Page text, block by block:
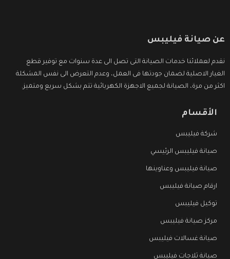
عن صيانة فيليبس
نقدم لعملائنا خدمات الصيانة التى تصل الى عدة سنوات مع توفير قطع
الغيار الاصلية لضمان جودتها فى العمل، وعدم التعرض الى نفس المشكلة
اكثر من مرة، الصيانة لجميع الاجهزة الكهربائية تتم بشكل سريع ومتميز.
الأقسام
شركة فيليبس
صيانة فيليبس الرئيسي
صيانة فيليبس وعناوينها
ارقام صيانة فيليبس
توكيل فيليبس
مركز صيانة فيليبس
صيانة غسالات فيليبس
صيانة ثلاجات فيليبس